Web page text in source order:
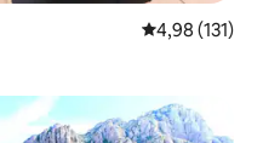
Vidutinis
4,98 (131)